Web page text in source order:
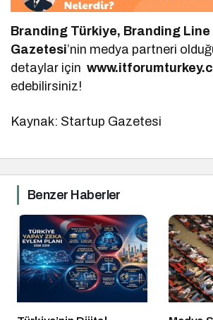
Branding Türkiye, Branding Line
Gazetesi’nin medya partneri
detaylar için
edebilirsiniz!
Kaynak: Startup Gazetesi
Benzer Haberler